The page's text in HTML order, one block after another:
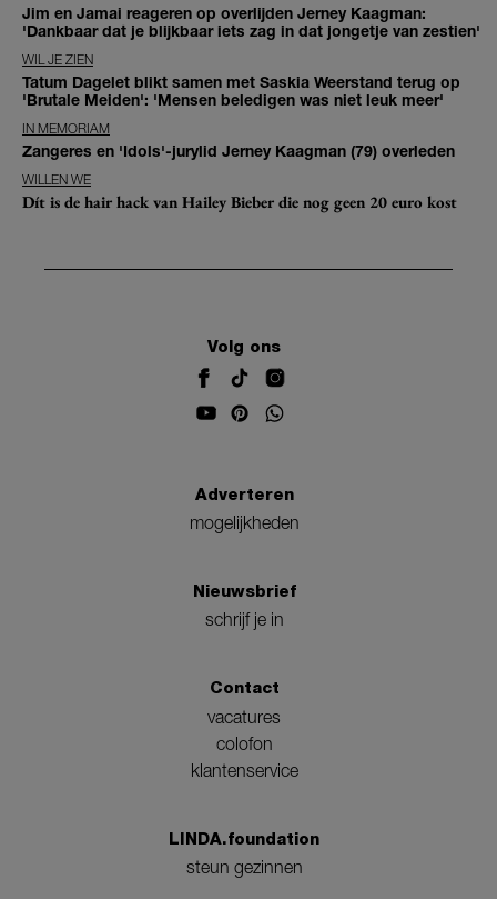
Jim en Jamai reageren op overlijden Jerney Kaagman:
'Dankbaar dat je blijkbaar iets zag in dat jongetje van zestien'
WIL JE ZIEN
Tatum Dagelet blikt samen met Saskia Weerstand terug op
'Brutale Meiden': 'Mensen beledigen was niet leuk meer'
IN MEMORIAM
Zangeres en 'Idols'-jurylid Jerney Kaagman (79) overleden
WILLEN WE
Dít is de hair hack van Hailey Bieber die nog geen 20 euro kost
Volg ons
Adverteren
mogelijkheden
Nieuwsbrief
schrijf je in
Contact
vacatures
colofon
klantenservice
LINDA.foundation
steun gezinnen